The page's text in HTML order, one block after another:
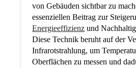
von Gebäuden sichtbar zu
essenziellen Beitrag zur
Energieeffizienz und
Diese Technik beruht auf der
Infrarotstrahlung, um
Oberflächen zu messen und